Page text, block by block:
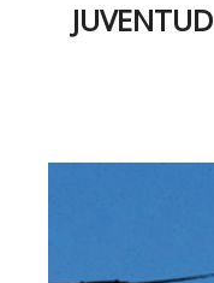
JUVENTUD